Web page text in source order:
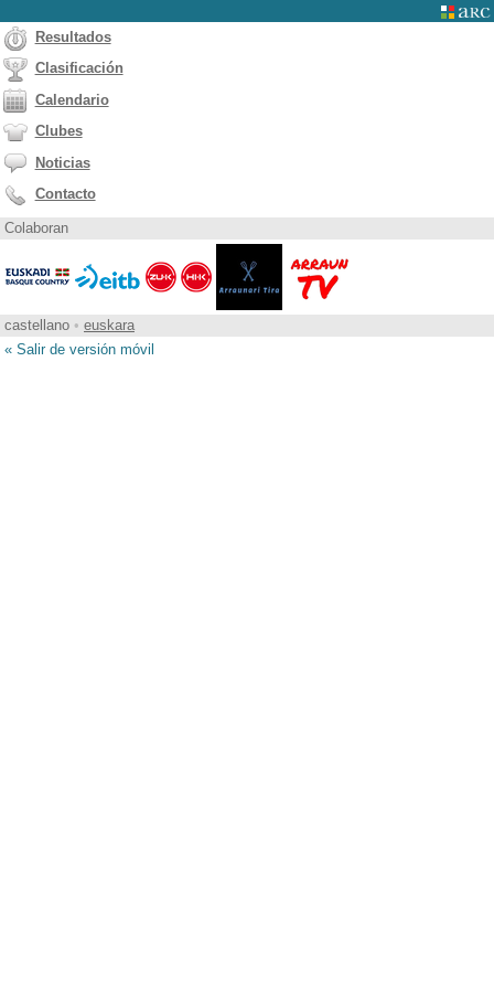
Resultados
Clasificación
Calendario
Clubes
Noticias
Contacto
Colaboran
castellano • euskara
« Salir de versión móvil